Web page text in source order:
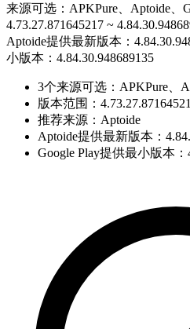
来源可选：APKPure、Aptoide、
4.73.27.871645217 ~
Aptoide提供最新版本：
小版本：4.84.30.948689135
3个来源可选：APKPure、
版本范围：
推荐来源：Aptoide
Aptoide提供最新版本：
Google Play提供最小版本：